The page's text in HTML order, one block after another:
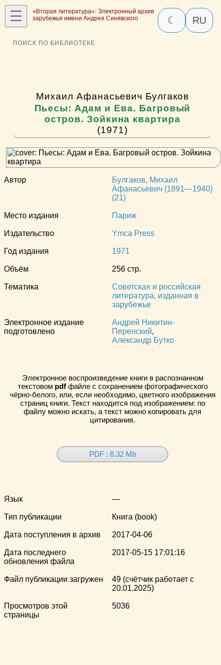
☰
«Вторая литература»: Электронный архив
зарубежья имени Андрея Синявского
☾ RU
ПОИСК ПО БИБЛИОТЕКЕ
Михаил Афанасьевич Булгаков
Пьесы: Адам и Ева. Багровый
остров. Зойкина квартира
(1971)
Автор
Булгаков, Михаил
Афанасьевич (1891—1940)
(21)
Место издания Париж
Издательство Ymca Press
Год издания 1971
Объём 256 стр.
Тематика
Советская и российская
литература, изданная в
зарубежье
Электронное издание
подготовлено
Андрей Никитин-
Перенский,
Александр Бутко
Электронное воспроизведение книги в распознанном
текстовом pdfфайле с сохранением фотографического
чёрно-белого, или, если необходимо, цветного изображения
страниц книги. Текст находится под изображением: по
файлу можно искать, а текст можно копировать для
цитирования.
PDF : 8.32 Mb
Язык —
Тип публикации Книга (book)
Дата поступления в архив 2017-04-06
Дата последнего
обновления файла
2017-05-15 17:01:16
Файл публикации загружен
49 (счётчик работает с
20.01.2025)
Просмотров этой
страницы
5036